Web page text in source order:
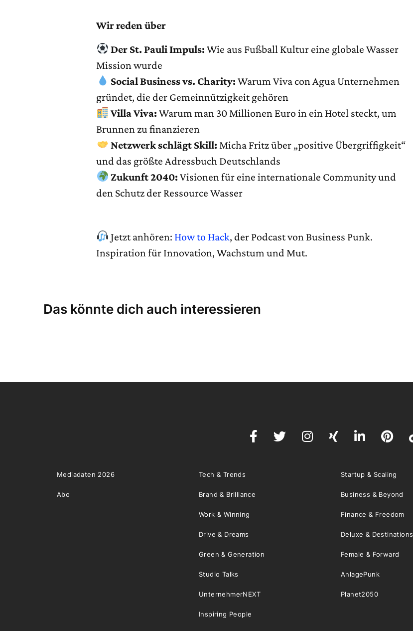
Wir reden über
Der St. Pauli Impuls: Wie aus Fußball Kultur eine globale Wasser
Mission wurde
Social Business vs. Charity: Warum Viva con Agua Unternehmen
gründet, die der Gemeinnützigkeit gehören
Villa Viva: Warum man 30 Millionen Euro in ein Hotel steckt, um
Brunnen zu finanzieren
Netzwerk schlägt Skill: Micha Fritz über „positive Übergriffigkeit“
und das größte Adressbuch Deutschlands
Zukunft 2040: Visionen für eine internationale Community und
den Schutz der Ressource Wasser
Jetzt anhören: How to Hack, der Podcast von Business Punk.
Inspiration für Innovation, Wachstum und Mut.
Das könnte dich auch interessieren
Mediadaten 2026
Abo
Tech & Trends Startup & Scaling
Brand & Brilliance Business & Beyond
Work & Winning Finance & Freedom
Drive & Dreams Deluxe & Destinations
Green & Generation Female & Forward
Studio Talks AnlagePunk
UnternehmerNEXT Planet2050
Inspiring People